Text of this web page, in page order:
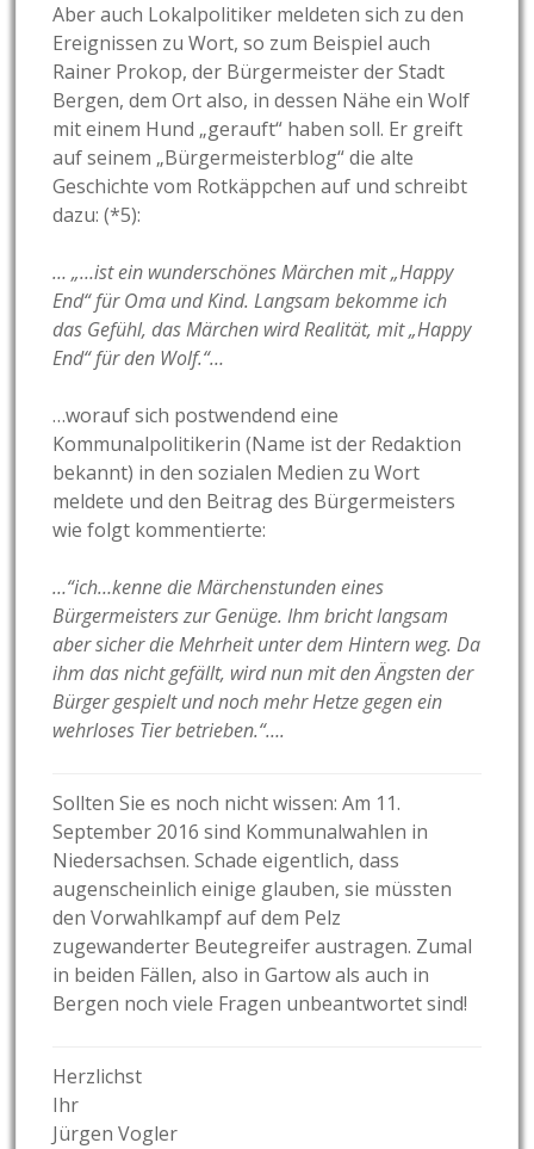
Aber auch Lokalpolitiker meldeten sich zu den
Ereignissen zu Wort, so zum Beispiel auch
Rainer Prokop, der Bürgermeister der Stadt
Bergen, dem Ort also, in dessen Nähe ein Wolf
mit einem Hund „gerauft“ haben soll. Er greift
auf seinem „Bürgermeisterblog“ die alte
Geschichte vom Rotkäppchen auf und schreibt
dazu: (*5):
… „…ist ein wunderschönes Märchen mit „Happy
End“ für Oma und Kind. Langsam bekomme ich
das Gefühl, das Märchen wird Realität, mit „Happy
End“ für den Wolf.“…
…worauf sich postwendend eine
Kommunalpolitikerin (Name ist der Redaktion
bekannt) in den sozialen Medien zu Wort
meldete und den Beitrag des Bürgermeisters
wie folgt kommentierte:
…“ich…kenne die Märchenstunden eines
Bürgermeisters zur Genüge. Ihm bricht langsam
aber sicher die Mehrheit unter dem Hintern weg. Da
ihm das nicht gefällt, wird nun mit den Ängsten der
Bürger gespielt und noch mehr Hetze gegen ein
wehrloses Tier betrieben.“….
Sollten Sie es noch nicht wissen: Am 11.
September 2016 sind Kommunalwahlen in
Niedersachsen. Schade eigentlich, dass
augenscheinlich einige glauben, sie müssten
den Vorwahlkampf auf dem Pelz
zugewanderter Beutegreifer austragen. Zumal
in beiden Fällen, also in Gartow als auch in
Bergen noch viele Fragen unbeantwortet sind!
Herzlichst
Ihr
Jürgen Vogler